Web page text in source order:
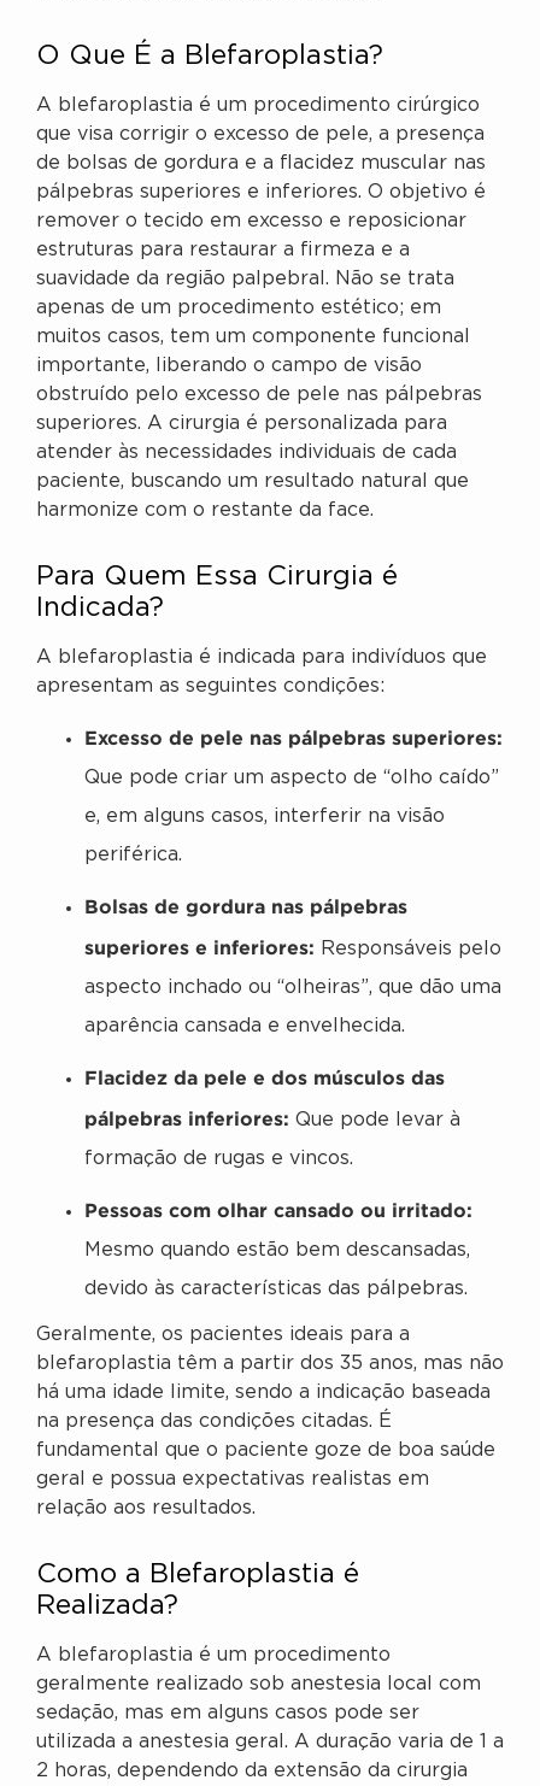
O Que É a Blefaroplastia?
A blefaroplastia é um procedimento cirúrgico
que visa corrigir o excesso de pele, a presença
de bolsas de gordura e a flacidez muscular nas
pálpebras superiores e inferiores. O objetivo é
remover o tecido em excesso e reposicionar
estruturas para restaurar a firmeza e a
suavidade da região palpebral. Não se trata
apenas de um procedimento estético; em
muitos casos, tem um componente funcional
importante, liberando o campo de visão
obstruído pelo excesso de pele nas pálpebras
superiores. A cirurgia é personalizada para
atender às necessidades individuais de cada
paciente, buscando um resultado natural que
harmonize com o restante da face.
Para Quem Essa Cirurgia é
Indicada?
A blefaroplastia é indicada para indivíduos que
apresentam as seguintes condições:
Excesso de pele nas pálpebras superiores:
Que pode criar um aspecto de “olho caído”
e, em alguns casos, interferir na visão
periférica.
Bolsas de gordura nas pálpebras
superiores e inferiores: Responsáveis pelo
aspecto inchado ou “olheiras”, que dão uma
aparência cansada e envelhecida.
Flacidez da pele e dos músculos das
pálpebras inferiores: Que pode levar à
formação de rugas e vincos.
Pessoas com olhar cansado ou irritado:
Mesmo quando estão bem descansadas,
devido às características das pálpebras.
Geralmente, os pacientes ideais para a
blefaroplastia têm a partir dos 35 anos, mas não
há uma idade limite, sendo a indicação baseada
na presença das condições citadas. É
fundamental que o paciente goze de boa saúde
geral e possua expectativas realistas em
relação aos resultados.
Como a Blefaroplastia é
Realizada?
A blefaroplastia é um procedimento
geralmente realizado sob anestesia local com
sedação, mas em alguns casos pode ser
utilizada a anestesia geral. A duração varia de 1 a
2 horas, dependendo da extensão da cirurgia